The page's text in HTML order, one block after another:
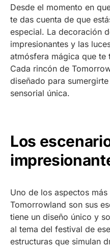
Desde el momento en
te das cuenta de que
especial. La decoración
impresionantes y las
atmósfera mágica que
Cada rincón de
diseñado para
sensorial única.
Los
Uno de los aspectos
Tomorrowland son sus
tiene un diseño único y
al tema del festival de
estructuras que simulan